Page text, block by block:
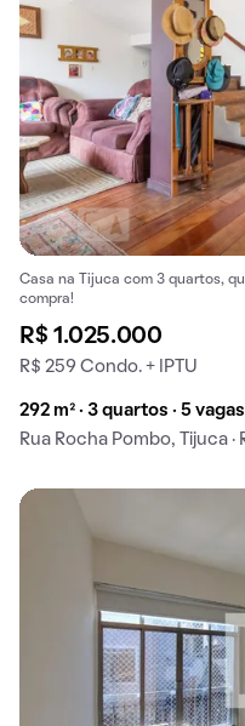
Casa na Tijuca com 3 quartos,
compra!
R$ 1.025.000
R$ 259 Condo. + IPTU
292 m² · 3 quartos · 5 vagas
Rua Rocha Pombo, Tijuca ·